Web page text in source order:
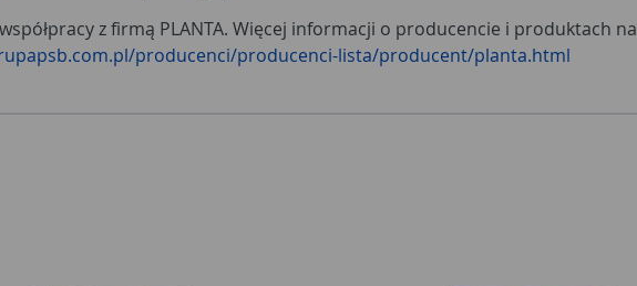
z firmą PLANTA. Więcej informacji o producencie i produktach na
producenci/producenci-lista/producent/planta.html